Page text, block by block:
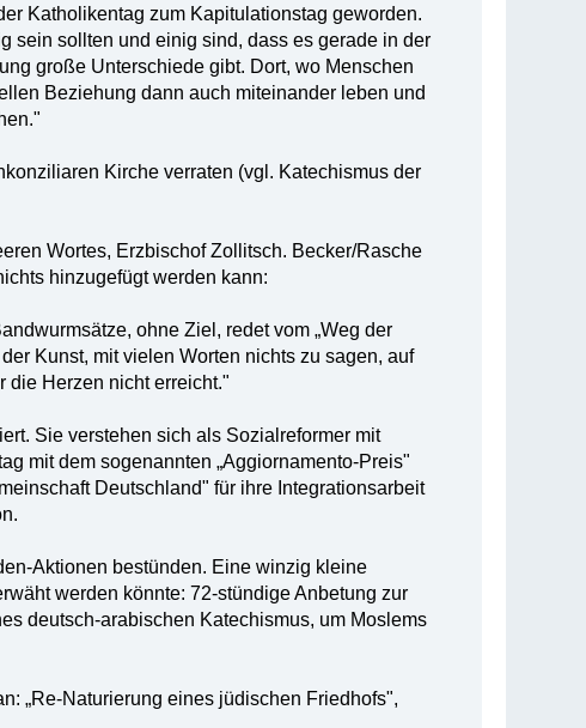
Katholikentag zum Kapitulationstag geworden.
sein sollten und einig sind, dass es gerade in der
große Unterschiede gibt. Dort, wo Menschen
Beziehung dann auch miteinander leben und
Kirche verraten (vgl. Katechismus der
Wortes, Erzbischof Zollitsch. Becker/Rasche
hinzugefügt werden kann:
ohne Ziel, redet vom „Weg der
Kunst, mit vielen Worten nichts zu sagen, auf
die Herzen nicht erreicht."
Sie verstehen sich als Sozialreformer mit
mit dem sogenannten „Aggiornamento-Preis"
Deutschland" für ihre Integrationsarbeit
Aktionen bestünden. Eine winzig kleine
werden könnte: 72-stündige Anbetung zur
deutsch-arabischen Katechismus, um Moslems
„Re-Naturierung eines jüdischen Friedhofs",